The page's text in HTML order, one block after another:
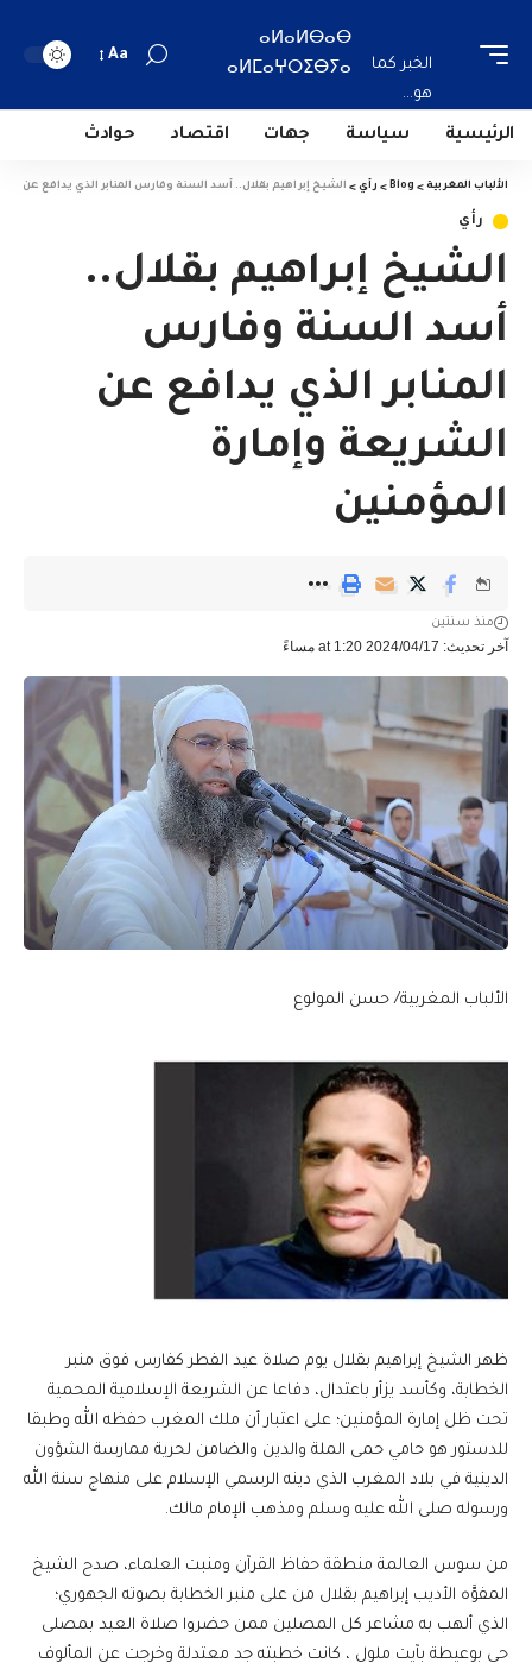
الخبر كما
هو...
ⴰⵍⴰⵍⴱⴰⴱ
ⴰⵍⵎⴰⵖⵔⵉⴱⵢⴰ
Aa
الرئيسية سياسة جهات اقتصاد حوادث
الألباب المغربية >
Blog
> رأي > الشيخ إبراهيم بقلال.. أسد السنة وفارس المنابر الذي يدافع عن
رأي
الشيخ إبراهيم بقلال..
أسد السنة وفارس
المنابر الذي يدافع عن
الشريعة وإمارة
المؤمنين
آخر تحديث: 2024/04/17 at 1:20 مساءً
منذ سنتين
الألباب المغربية/ حسن المولوع
ظهر الشيخ إبراهيم بقلال يوم صلاة عيد الفطر كفارس فوق منبر
الخطابة، وكأسد يزأر باعتدال، دفاعا عن الشريعة الإسلامية المحمية
تحت ظل إمارة المؤمنين؛ على اعتبار أن ملك المغرب حفظه الله وطبقا
للدستور هو حامي حمى الملة والدين والضامن لحرية ممارسة الشؤون
الدينية في بلاد المغرب الذي دينه الرسمي الإسلام على منهاج سنة الله
ورسوله صلى الله عليه وسلم ومذهب الإمام مالك.
من سوس العالمة منطقة حفاظ القرآن ومنبت العلماء، صدح الشيخ
المفوَّه الأديب إبراهيم بقلال من على منبر الخطابة بصوته الجهوري؛
الذي ألهب به مشاعر كل المصلين ممن حضروا صلاة العيد بمصلى
حي بوعيطة بآيت ملول ، كانت خطبته جد معتدلة وخرجت عن المألوف